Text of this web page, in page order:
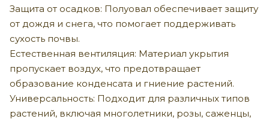
Защита от осадков: Полуовал обеспечивает защиту
от дождя и снега, что помогает поддерживать
сухость почвы.
Естественная вентиляция: Материал укрытия
пропускает воздух, что предотвращает
образование конденсата и гниение растений.
Универсальность: Подходит для различных типов
растений, включая многолетники, розы, саженцы,